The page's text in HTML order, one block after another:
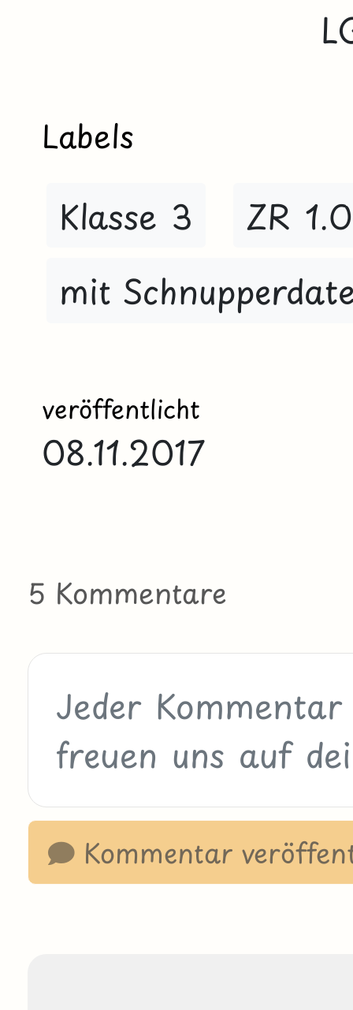
Labels
Klasse 3
ZR
mit
veröffentlicht
08.11.2017
5 Kommentare
Kommentar